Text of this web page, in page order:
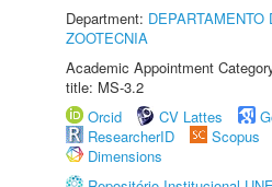
Department:
ZOOTECNIA
Academic Appointment
title: MS-3.2
Orcid
CV Lattes
ResearcherID
Scopus
Dimensions